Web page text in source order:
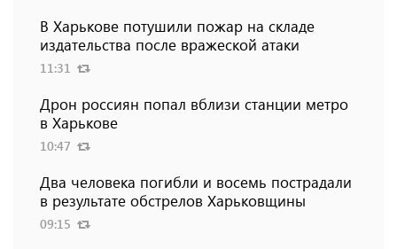
В Харькове потушили пожар на складе
издательства после вражеской атаки
11:31
Дрон россиян попал вблизи станции метро
в Харькове
10:47
Два человека погибли и восемь пострадали
в результате обстрелов Харьковщины
09:15